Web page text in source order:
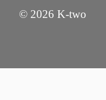
© 2026 K-two